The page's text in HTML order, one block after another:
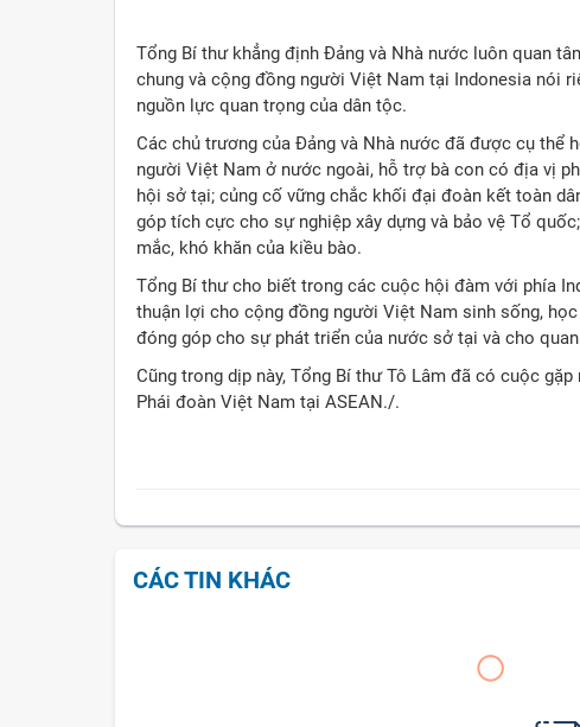
Tổng Bí thư khẳng định Đảng và Nhà nước luôn quan
chung và cộng đồng người Việt Nam tại Indonesia nói
nguồn lực quan trọng của dân tộc.
Các chủ trương của Đảng và Nhà nước đã được cụ thể
người Việt Nam ở nước ngoài, hỗ trợ bà con có địa vị
hội sở tại; củng cố vững chắc khối đại đoàn kết toàn
góp tích cực cho sự nghiệp xây dựng và bảo vệ Tổ
mắc, khó khăn của kiều bào.
Tổng Bí thư cho biết trong các cuộc hội đàm với phía
thuận lợi cho cộng đồng người Việt Nam sinh sống,
đóng góp cho sự phát triển của nước sở tại và cho
Cũng trong dịp này, Tổng Bí thư Tô Lâm đã có cuộc
Phái đoàn Việt Nam tại ASEAN./.
CÁC TIN KHÁC